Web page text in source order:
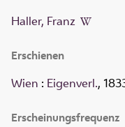
Haller, Franz
Erschienen
Wien : Eigenverl.,
Erscheinungsfrequenz